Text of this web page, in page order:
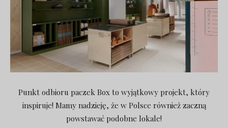
Punkt odbioru paczek Box to wyjątkowy projekt, który
inspiruje! Mamy nadzieję, że w Polsce również zaczną
powstawać podobne lokale!